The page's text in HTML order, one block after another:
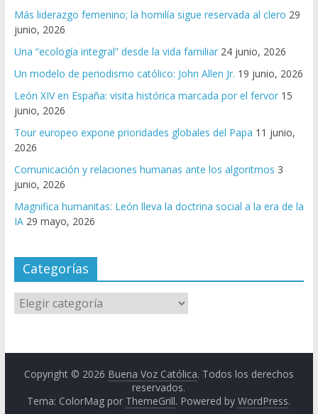
Más liderazgo femenino; la homilía sigue reservada al clero 29
junio, 2026
Una “ecología integral” desde la vida familiar 24 junio, 2026
Un modelo de periodismo católico: John Allen Jr. 19 junio, 2026
León XIV en España: visita histórica marcada por el fervor 15
junio, 2026
Tour europeo expone prioridades globales del Papa 11 junio,
2026
Comunicación y relaciones humanas ante los algoritmos 3
junio, 2026
Magnifica humanitas: León lleva la doctrina social a la era de la
IA 29 mayo, 2026
Categorías
Copyright © 2026 Buena Voz Católica. Todos los derechos
reservados.
Tema: ColorMag por ThemeGrill. Powered byWordPress.